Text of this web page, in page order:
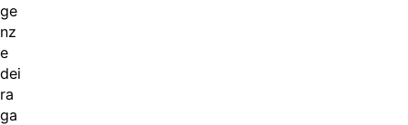
ge
nz
e
dei
ra
ga